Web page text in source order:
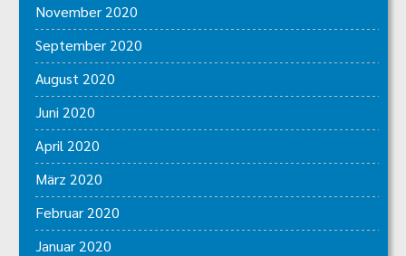
November 2020
September 2020
August 2020
Juni 2020
April 2020
März 2020
Februar 2020
Januar 2020